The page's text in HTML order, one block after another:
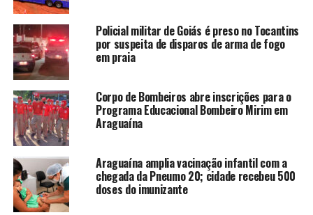
Policial militar de Goiás é preso no Tocantins
por suspeita de disparos de arma de fogo
em praia
Corpo de Bombeiros abre inscrições para o
Programa Educacional Bombeiro Mirim em
Araguaína
Araguaína amplia vacinação infantil com a
chegada da Pneumo 20; cidade recebeu 500
doses do imunizante